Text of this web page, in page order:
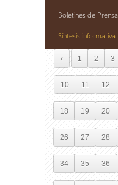
Boletines de Prensa
Síntesis informativa
‹ 1 2 3
10 11 12
18 19 20
26 27 28
34 35 36